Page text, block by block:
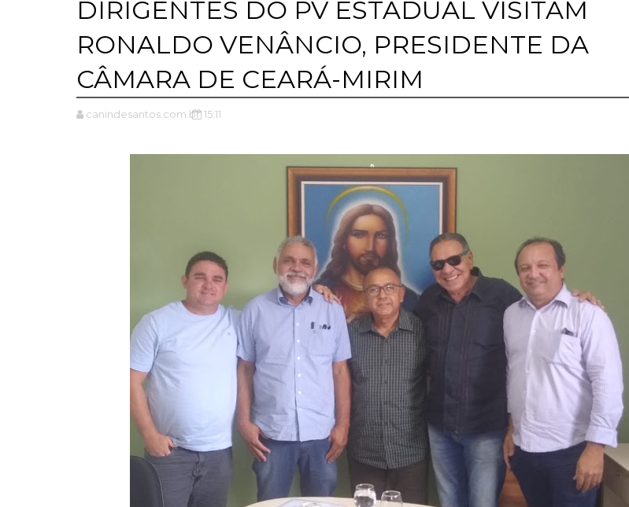
DIRIGENTES DO PV ESTADUAL VISITAM
RONALDO VENÂNCIO, PRESIDENTE DA
CÂMARA DE CEARÁ-MIRIM
canindesantos.com.br 15:11